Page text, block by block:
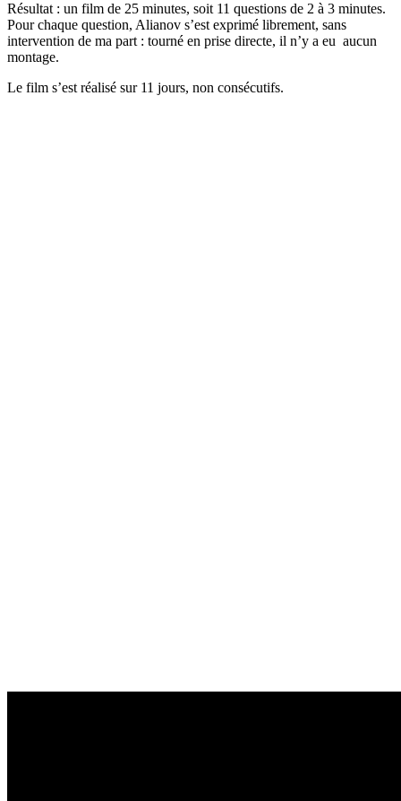
Résultat : un film de 25 minutes, soit 11 questions de 2 à 3 minutes.
Pour chaque question, Alianov s’est exprimé librement, sans
intervention de ma part : tourné en prise directe, il n’y a eu aucun
montage.
Le film s’est réalisé sur 11 jours, non consécutifs.